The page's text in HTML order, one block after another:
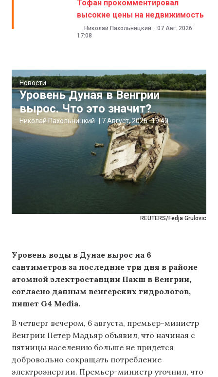
Тофан прокомментировал
высокие цены на недвижимость
Николай Пахольницкий - 07 Авг. 2026
17:08
REUTERS/Fedja Grulovic
Новости
Уровень Дуная в Венгрии
вырос. Что это значит?
Николай Пахольницкий 7 Август, 2026 19:40
Уровень воды в Дунае вырос на 6
сантиметров за последние три дня в районе
атомной электростанции Пакш в Венгрии,
согласно данным венгерских гидрологов,
пишет G4 Media.
В четверг вечером, 6 августа, премьер-министр
Венгрии Петер Мадьяр объявил, что начиная с
пятницы населению больше не придется
добровольно сокращать потребление
электроэнергии. Премьер-министр уточнил, что